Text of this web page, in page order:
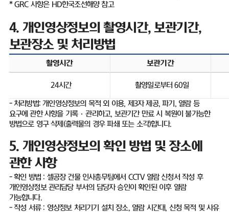
* GRC 사항은HD한국조선해양 참고
4. 개인영상정보의 촬영시간, 보관기간,
보관장소 및 처리방법
촬영시간 보관기간
24시간 촬영일로부터60일
-처리방법:개인영상정보의 목적 외 이용, 제 3자 제공,파기 , 열람 등
요구에 관한 사항을 기록·관리하고, 보관기간 만료 시 복원이 불가능한
방법으로 영구 삭제 (출력물의 경우 파쇄 또는 소각)합니다.
5. 개인영상정보의 확인 방법 및 장소에
관한 사항
-확인 방법 : 셀공장 건물 인사총무팀에서 CCTV 열람 신청서 작성 후
개인영상정보 관리담당 부서의 담당자 승인이 확인된 이후 열람
가능합니다.
-작성 서류: 영상정보 처리기기 설치 장소, 열람 시간대, 신청 목적 및 사유